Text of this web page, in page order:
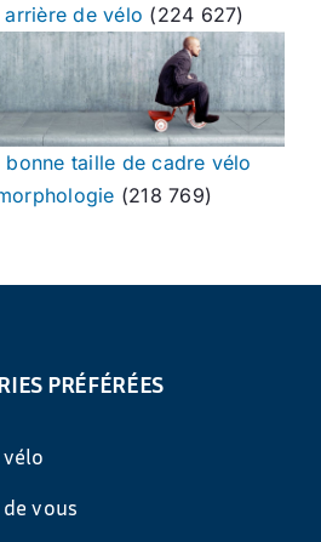
de vélo (224 627)
bonne taille de cadre vélo
(218 769)
PRÉFÉRÉES
vous